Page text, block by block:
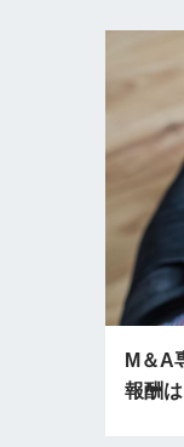
M＆A
報酬